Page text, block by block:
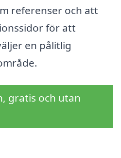
referenser och att
för att
en pålitlig
gratis och utan